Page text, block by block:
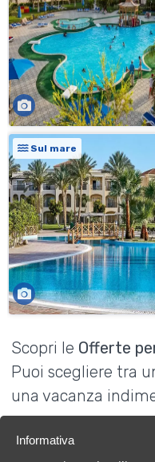
Sul mare
Scopri le Offerte
Puoi scegliere tra
una vacanza
Informativa